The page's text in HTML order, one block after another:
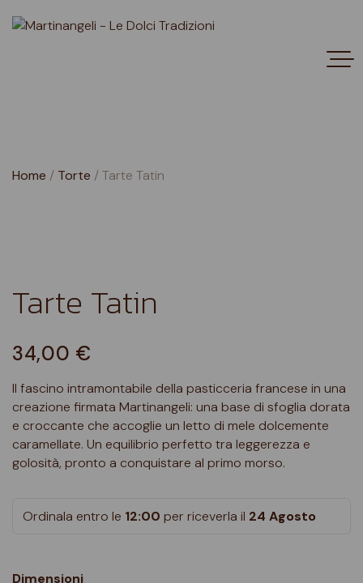
Home / Torte / Tarte Tatin
Tarte Tatin
34,00 €
Il fascino intramontabile della pasticceria francese in una
creazione firmata Martinangeli: una base di sfoglia dorata
e croccante che accoglie un letto di mele dolcemente
caramellate. Un equilibrio perfetto tra leggerezza e
golosità, pronto a conquistare al primo morso.
Ordinala entro le 12:00 per riceverla il 24 Agosto
Dimensioni